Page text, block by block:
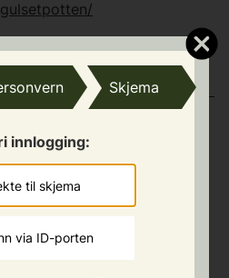
Skjema
innlogging:
til skjema
via ID-porten
for laget/foreningen,
Trenger du å søke
kan du gå til